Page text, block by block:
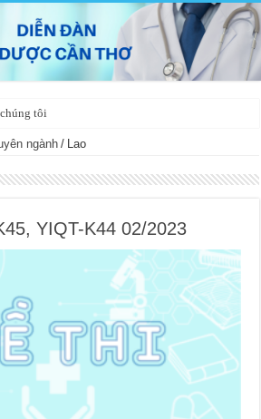
tôi
ngành / Lao
YIQT-K44 02/2023